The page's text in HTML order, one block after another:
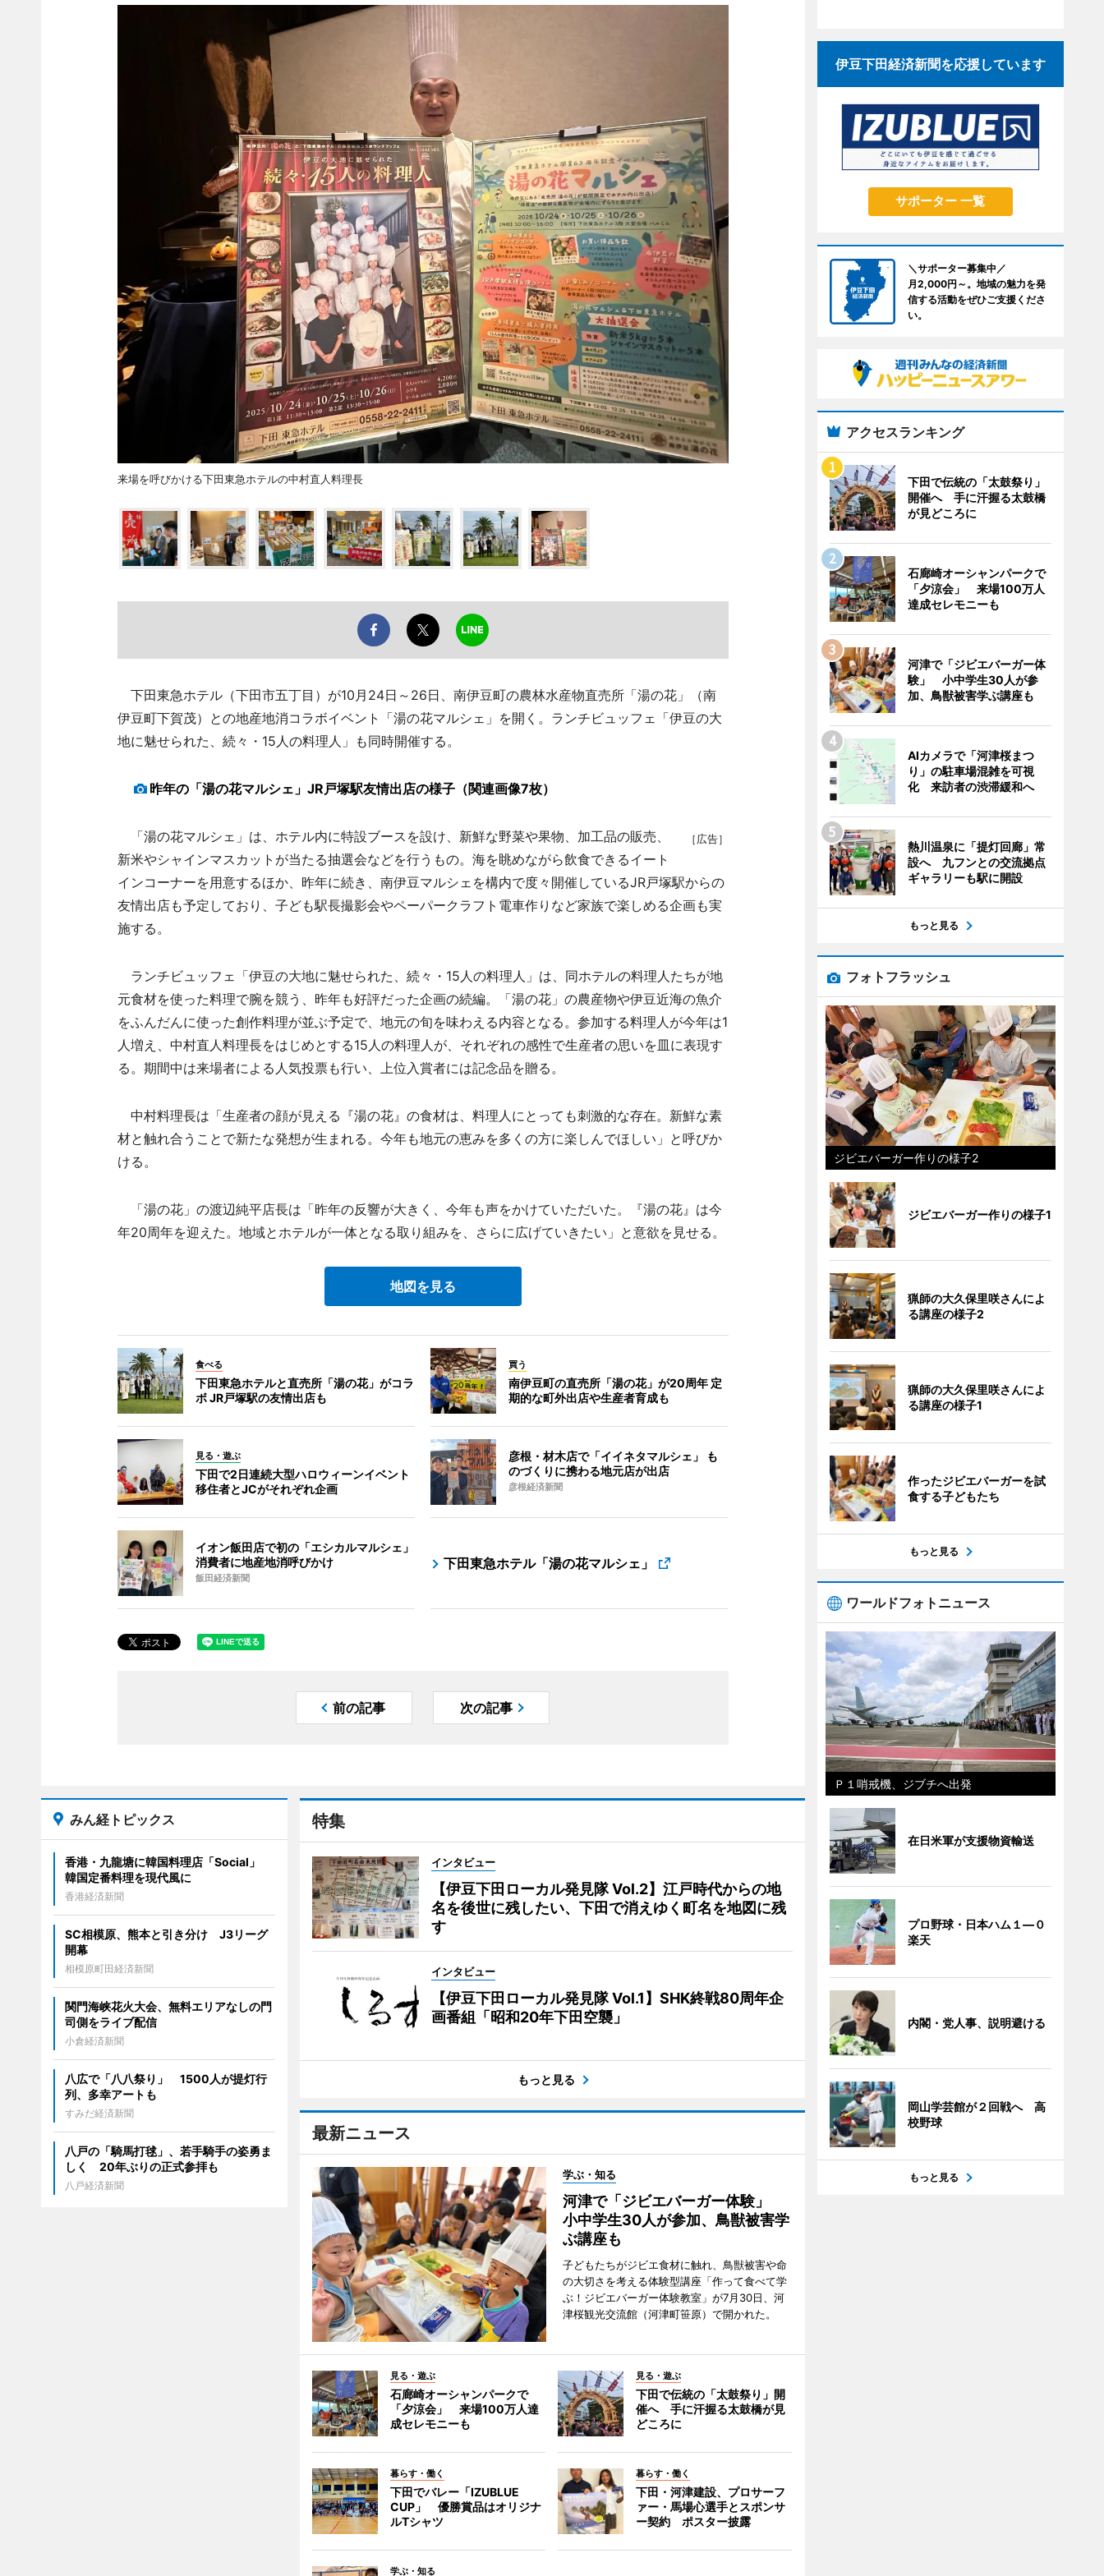
来場を呼びかける下田東急ホテルの中村直人料理長
下田東急ホテル（下田市五丁目）が10月24日～26日、南伊豆町の農林水産物直売所「湯の花」（南
伊豆町下賀茂）との地産地消コラボイベント「湯の花マルシェ」を開く。ランチビュッフェ「伊豆の大
地に魅せられた、続々・15人の料理人」も同時開催する。
昨年の「湯の花マルシェ」JR戸塚駅友情出店の様子（関連画像7枚）
［広告］
「湯の花マルシェ」は、ホテル内に特設ブースを設け、新鮮な野菜や果物、加工品の販売、
新米やシャインマスカットが当たる抽選会などを行うもの。海を眺めながら飲食できるイート
インコーナーを用意するほか、昨年に続き、南伊豆マルシェを構内で度々開催しているJR戸塚駅からの
友情出店も予定しており、子ども駅長撮影会やペーパークラフト電車作りなど家族で楽しめる企画も実
施する。
ランチビュッフェ「伊豆の大地に魅せられた、続々・15人の料理人」は、同ホテルの料理人たちが地
元食材を使った料理で腕を競う、昨年も好評だった企画の続編。「湯の花」の農産物や伊豆近海の魚介
をふんだんに使った創作料理が並ぶ予定で、地元の旬を味わえる内容となる。参加する料理人が今年は1
人増え、中村直人料理長をはじめとする15人の料理人が、それぞれの感性で生産者の思いを皿に表現す
る。期間中は来場者による人気投票も行い、上位入賞者には記念品を贈る。
中村料理長は「生産者の顔が見える『湯の花』の食材は、料理人にとっても刺激的な存在。新鮮な素
材と触れ合うことで新たな発想が生まれる。今年も地元の恵みを多くの方に楽しんでほしい」と呼びか
ける。
「湯の花」の渡辺純平店長は「昨年の反響が大きく、今年も声をかけていただいた。『湯の花』は今
年20周年を迎えた。地域とホテルが一体となる取り組みを、さらに広げていきたい」と意欲を見せる。
地図を見る
食べる
下田東急ホテルと直売所「湯の花」がコラ
ボ JR戸塚駅の友情出店も
買う
南伊豆町の直売所「湯の花」が20周年 定
期的な町外出店や生産者育成も
見る・遊ぶ
下田で2日連続大型ハロウィーンイベント
移住者とJCがそれぞれ企画
彦根・材木店で「イイネタマルシェ」 も
のづくりに携わる地元店が出店
彦根経済新聞
イオン飯田店で初の「エシカルマルシェ」
消費者に地産地消呼びかけ
飯田経済新聞
下田東急ホテル「湯の花マルシェ」
前の記事 次の記事
特集
インタビュー
【伊豆下田ローカル発見隊 Vol.2】江戸時代からの地
名を後世に残したい、下田で消えゆく町名を地図に残
す
インタビュー
【伊豆下田ローカル発見隊 Vol.1】SHK終戦80周年企
画番組「昭和20年下田空襲」
もっと見る
最新ニュース
学ぶ・知る
河津で「ジビエバーガー体験」
小中学生30人が参加、鳥獣被害学
ぶ講座も
子どもたちがジビエ食材に触れ、鳥獣被害や命
の大切さを考える体験型講座「作って食べて学
ぶ！ジビエバーガー体験教室」が7月30日、河
津桜観光交流館（河津町笹原）で開かれた。
見る・遊ぶ
石廊崎オーシャンパークで
「夕涼会」 来場100万人達
成セレモニーも
見る・遊ぶ
下田で伝統の「太鼓祭り」開
催へ 手に汗握る太鼓橋が見
どころに
暮らす・働く
下田でバレー「IZUBLUE
CUP」 優勝賞品はオリジナ
ルTシャツ
暮らす・働く
下田・河津建設、プロサーフ
ァー・馬場心選手とスポンサ
ー契約 ポスター披露
学ぶ・知る
みん経トピックス
香港・九龍塘に韓国料理店「Social」
韓国定番料理を現代風に
香港経済新聞
SC相模原、熊本と引き分け J3リーグ
開幕
相模原町田経済新聞
関門海峡花火大会、無料エリアなしの門
司側をライブ配信
小倉経済新聞
八広で「八八祭り」 1500人が提灯行
列、多幸アートも
すみだ経済新聞
八戸の「騎馬打毬」、若手騎手の姿勇ま
しく 20年ぶりの正式参拝も
八戸経済新聞
伊豆下田経済新聞を応援しています
サポーター 一覧
＼サポーター募集中／
月2,000円～。地域の魅力を発
信する活動をぜひご支援くださ
い。
アクセスランキング
下田で伝統の「太鼓祭り」
開催へ 手に汗握る太鼓橋
が見どころに
石廊崎オーシャンパークで
「夕涼会」 来場100万人
達成セレモニーも
河津で「ジビエバーガー体
験」 小中学生30人が参
加、鳥獣被害学ぶ講座も
AIカメラで「河津桜まつ
り」の駐車場混雑を可視
化 来訪者の渋滞緩和へ
熱川温泉に「提灯回廊」常
設へ 九フンとの交流拠点
ギャラリーも駅に開設
もっと見る
フォトフラッシュ
ジビエバーガー作りの様子2
ジビエバーガー作りの様子1
猟師の大久保里咲さんによ
る講座の様子2
猟師の大久保里咲さんによ
る講座の様子1
作ったジビエバーガーを試
食する子どもたち
もっと見る
ワールドフォトニュース
Ｐ１哨戒機、ジブチへ出発
在日米軍が支援物資輸送
プロ野球・日本ハム１―０
楽天
内閣・党人事、説明避ける
岡山学芸館が２回戦へ 高
校野球
もっと見る